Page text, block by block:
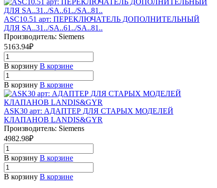
ASC10.51 арт: ПЕРЕКЛЮЧАТЕЛЬ ДОПОЛНИТЕЛЬНЫЙ
ДЛЯ SA..31../SA..61../SA..81..
Производитель: Siemens
5163.94₽
В корзину В корзине
В корзину В корзине
ASK30 арт: АДАПТЕР ДЛЯ СТАРЫХ МОДЕЛЕЙ
КЛАПАНОВ LANDIS&GYR
Производитель: Siemens
4982.98₽
В корзину В корзине
В корзину В корзине